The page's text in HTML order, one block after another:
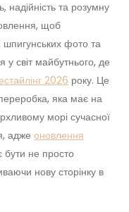
надійність та розумну
щоб
шпигунських фото та
у світ майбутнього, де
2026 року. Це
яка має на
морі сучасної
аджеоновлення
бути не просто
нову сторінку в